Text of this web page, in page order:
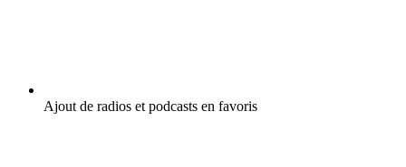
Ajout de radios et podcasts en favoris